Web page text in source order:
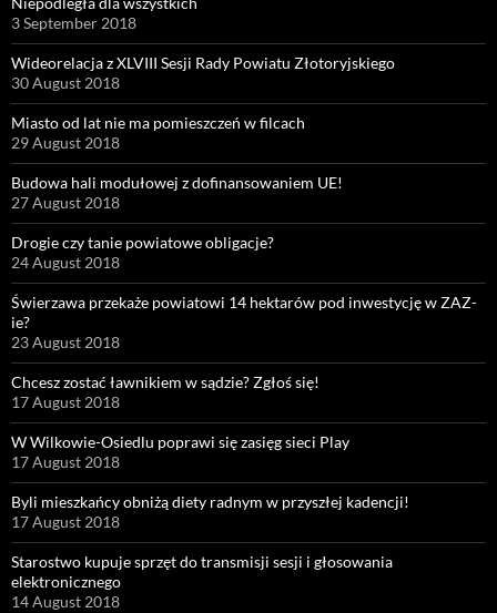
3 September 2018
Wideorelacja z XLVIII Sesji Rady Powiatu Złotoryjskiego
30 August 2018
Miasto od lat nie ma pomieszczeń w filcach
29 August 2018
Budowa hali modułowej z dofinansowaniem UE!
27 August 2018
Drogie czy tanie powiatowe obligacje?
24 August 2018
Świerzawa przekaże powiatowi 14 hektarów pod inwestycję w ZAZ-
ie?
23 August 2018
Chcesz zostać ławnikiem w sądzie? Zgłoś się!
17 August 2018
W Wilkowie-Osiedlu poprawi się zasięg sieci Play
17 August 2018
Byli mieszkańcy obniżą diety radnym w przyszłej kadencji!
17 August 2018
Starostwo kupuje sprzęt do transmisji sesji i głosowania
elektronicznego
14 August 2018